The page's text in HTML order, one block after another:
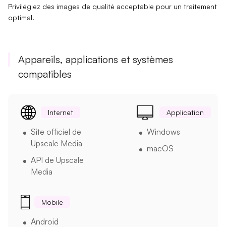
Privilégiez des images de qualité acceptable pour un traitement
optimal.
Appareils, applications et systèmes
compatibles
Internet
Site officiel de
Upscale Media
API de Upscale
Media
Application
Windows
macOS
Mobile
Android